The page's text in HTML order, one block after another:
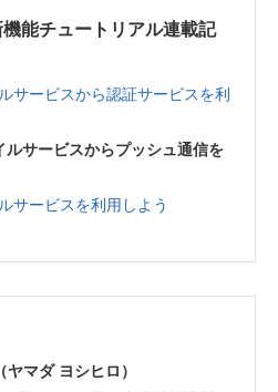
能チュートリアル連載記
サービスから認証サービスを利
サービスからプッシュ通信を
サービスを利用しよう
マダ ヨシヒロ）